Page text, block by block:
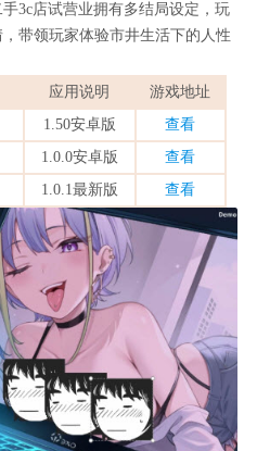
3c店试营业拥有多结局设定，玩
带领玩家体验市井生活下的人性
应用说明
游戏地址
1.50安卓版
查看
1.0.0安卓版
查看
1.0.1最新版 查看